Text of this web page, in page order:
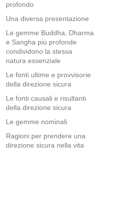
profondo
Una diversa presentazione
Le gemme Buddha, Dharma
e Sangha più profonde
condividono la stessa
natura essenziale
Le fonti ultime e provvisorie
della direzione sicura
Le fonti causali e risultanti
della direzione sicura
Le gemme nominali
Ragioni per prendere una
direzione sicura nella vita